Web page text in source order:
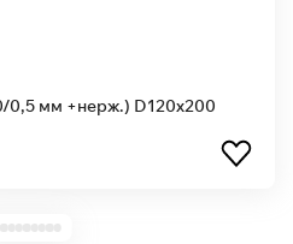
0,5 мм +нерж.) D120x200